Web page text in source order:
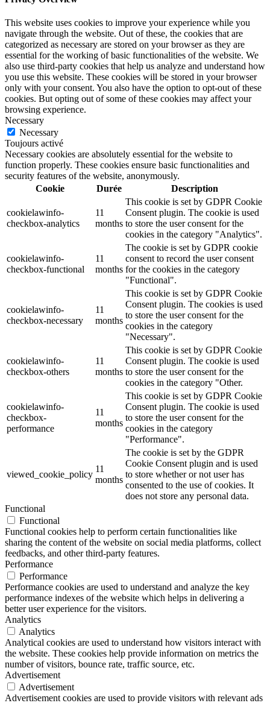
This website uses cookies to improve your experience while you
navigate through the website. Out of these, the cookies that are
categorized as necessary are stored on your browser as they are
essential for the working of basic functionalities of the website. We
also use third-party cookies that help us analyze and understand how
you use this website. These cookies will be stored in your browser
only with your consent. You also have the option to opt-out of these
cookies. But opting out of some of these cookies may affect your
browsing experience.
Necessary
Necessary
Toujours activé
Necessary cookies are absolutely essential for the website to
function properly. These cookies ensure basic functionalities and
security features of the website, anonymously.
Cookie
Durée Description
cookielawinfo-
checkbox-analytics
11
months
This cookie is set by GDPR Cookie
Consent plugin. The cookie is used
to store the user consent for the
cookies in the category "Analytics".
cookielawinfo-
checkbox-functional
11
months
The cookie is set by GDPR cookie
consent to record the user consent
for the cookies in the category
"Functional".
cookielawinfo-
checkbox-necessary
11
months
This cookie is set by GDPR Cookie
Consent plugin. The cookies is used
to store the user consent for the
cookies in the category
"Necessary".
cookielawinfo-
checkbox-others
11
months
This cookie is set by GDPR Cookie
Consent plugin. The cookie is used
to store the user consent for the
cookies in the category "Other.
cookielawinfo-
checkbox-
performance
11
months
This cookie is set by GDPR Cookie
Consent plugin. The cookie is used
to store the user consent for the
cookies in the category
"Performance".
viewed_cookie_policy
11
months
The cookie is set by the GDPR
Cookie Consent plugin and is used
to store whether or not user has
consented to the use of cookies. It
does not store any personal data.
Functional
Functional
Functional cookies help to perform certain functionalities like
sharing the content of the website on social media platforms, collect
feedbacks, and other third-party features.
Performance
Performance
Performance cookies are used to understand and analyze the key
performance indexes of the website which helps in delivering a
better user experience for the visitors.
Analytics
Analytics
Analytical cookies are used to understand how visitors interact with
the website. These cookies help provide information on metrics the
number of visitors, bounce rate, traffic source, etc.
Advertisement
Advertisement
Advertisement cookies are used to provide visitors with relevant ads